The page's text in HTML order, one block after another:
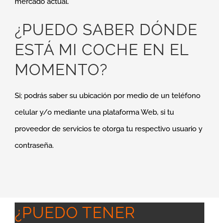
¿PUEDO SABER DÓNDE
ESTÁ MI COCHE EN EL
MOMENTO?
Si; podrás saber su ubicación por medio de un teléfono
celular y/o mediante una plataforma Web, si tu
proveedor de servicios te otorga tu respectivo usuario y
contraseña.
¿PUEDO TENER